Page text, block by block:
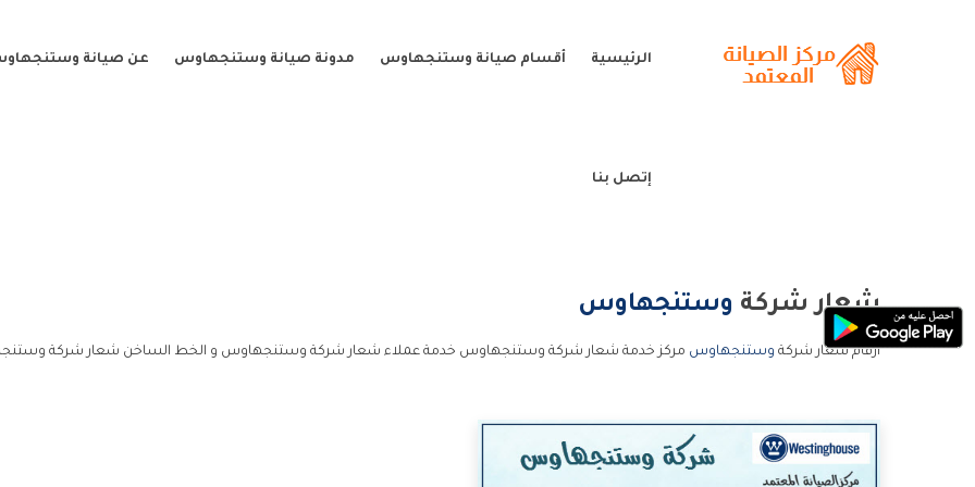
الرئيسية أقسام صيانة وستنجهاوس مدونة صيانة وستنجهاوس عن صيانة
إتصل بنا
شعار شركة وستنجهاوس
ارقام شعار شركة وستنجهاوس مركز خدمة شعار شركة وستنجهاوس خدمة عملاء شعار شركة وستنجهاوس و الخط الساخن شعار شركة